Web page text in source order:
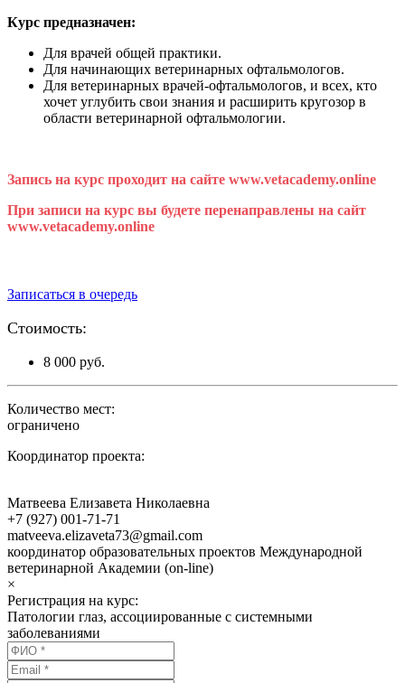
Курс предназначен:
Для врачей общей практики.
Для начинающих ветеринарных офтальмологов.
Для ветеринарных врачей-офтальмологов, и всех, кто
хочет углубить свои знания и расширить кругозор в
области ветеринарной офтальмологии.
Запись на курс проходит на сайте www.vetacademy.online
При записи на курс вы будете перенаправлены на сайт
www.vetacademy.online
Записаться в очередь
Стоимость:
8 000 руб.
Количество мест:
ограничено
Координатор проекта:
Матвеева Елизавета Николаевна
+7 (927) 001-71-71
matveeva.elizaveta73@gmail.com
координатор образовательных проектов Международной
ветеринарной Академии (on-line)
×
Регистрация на курс:
Патологии глаз, ассоциированные с системными
заболеваниями